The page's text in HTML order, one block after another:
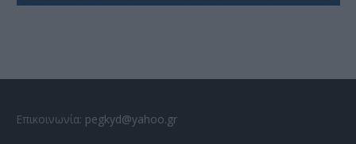
Επικοινωνία: pegkyd@yahoo.gr